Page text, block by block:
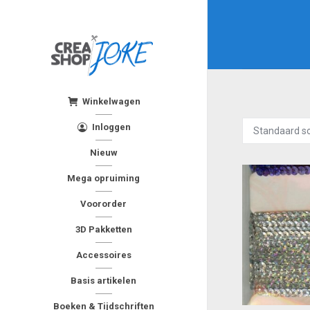
Winkelwagen
Inloggen
Nieuw
Mega opruiming
Voororder
3D Pakketten
Accessoires
Basis artikelen
Boeken & Tijdschriften